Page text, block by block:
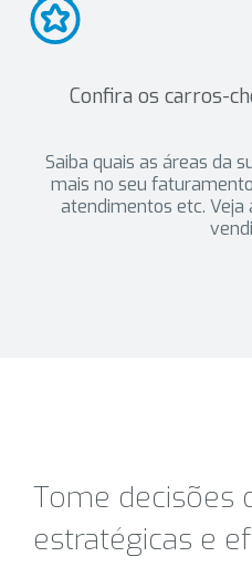
Confira os carros-
Saiba quais as áreas da
mais no seu
atendimentos etc. Veja
Tome decisões
estratégicas e